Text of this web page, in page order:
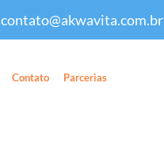
contato@akwavita.com.br
Contato Parcerias